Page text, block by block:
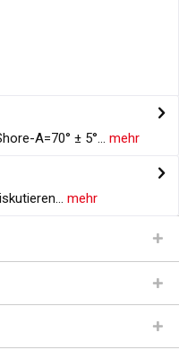
A=70° ± 5°... mehr
mehr